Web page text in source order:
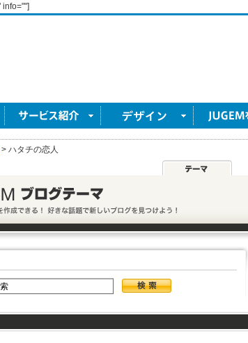
> ハタチの恋人